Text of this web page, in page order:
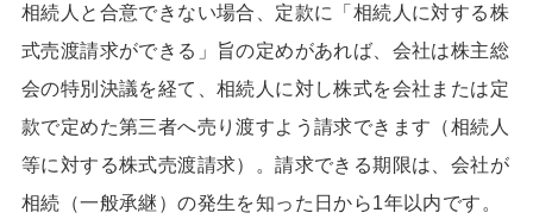
相続人と合意できない場合、定款に「相続人に対する株
式売渡請求ができる」旨の定めがあれば、会社は株主総
会の特別決議を経て、相続人に対し株式を会社または定
款で定めた第三者へ売り渡すよう請求できます（相続人
等に対する株式売渡請求）。請求できる期限は、会社が
相続（一般承継）の発生を知った日から1年以内です。